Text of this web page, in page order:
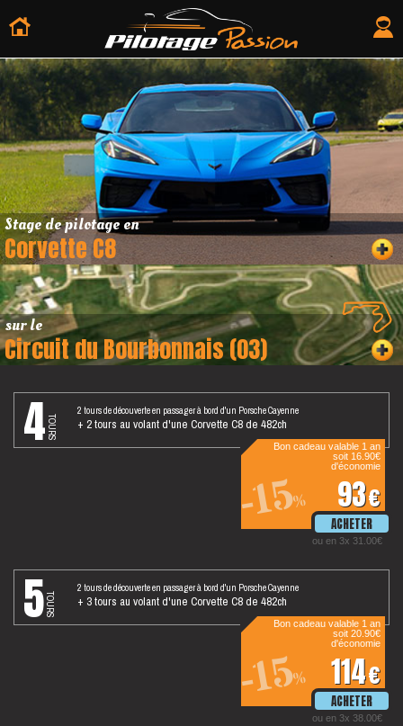
Stage de pilotage en
Corvette C8
sur le
Circuit du Bourbonnais (03)
4tours
2 tours de découverte en passager à bord d'un Porsche Cayenne
+ 2 tours au volant d'une Corvette C8 de 482ch
Bon cadeau valable 1 an
93€
ou en 3x 31.00€
-15%
soit 16.90€
d'économie
5tours
2 tours de découverte en passager à bord d'un Porsche Cayenne
+ 3 tours au volant d'une Corvette C8 de 482ch
Bon cadeau valable 1 an
114€
ou en 3x 38.00€
-15%
soit 20.90€
d'économie